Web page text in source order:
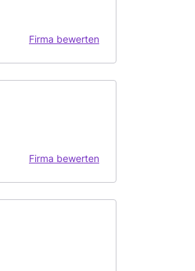
Firma bewerten
Firma bewerten